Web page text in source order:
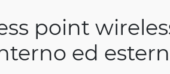
point
ed